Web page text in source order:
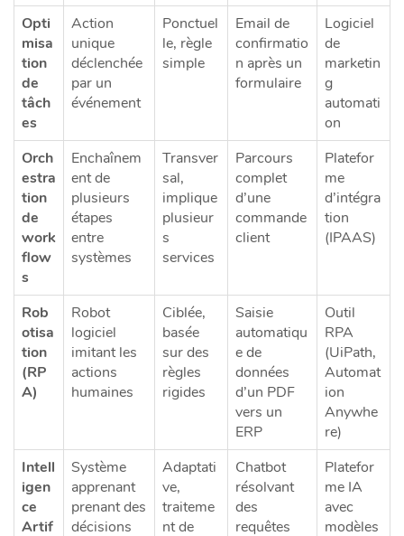
Opti
misa
tion
de
tâch
es
Action
unique
déclenchée
par un
événement
Ponctuel
le, règle
simple
Email de
confirmatio
n après un
formulaire
Logiciel
de
marketin
g
automati
on
Orch
estra
tion
de
work
flow
s
Enchaînem
ent de
plusieurs
étapes
entre
systèmes
Transver
sal,
implique
plusieur
s
services
Parcours
complet
d’une
commande
client
Platefor
me
d’intégra
tion
(IPAAS)
Rob
otisa
tion
(RP
A)
Robot
logiciel
imitant les
actions
humaines
Ciblée,
basée
sur des
règles
rigides
Saisie
automatiqu
e de
données
d’un PDF
vers un
ERP
Outil
RPA
(UiPath,
Automat
ion
Anywhe
re)
Intell
igen
ce
Artif
Système
apprenant
prenant des
décisions
Adaptati
ve,
traiteme
nt de
Chatbot
résolvant
des
requêtes
Platefor
me IA
avec
modèles